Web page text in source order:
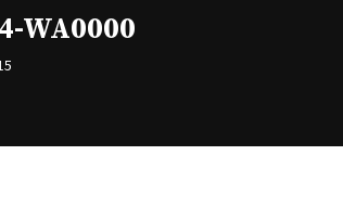
WA0000